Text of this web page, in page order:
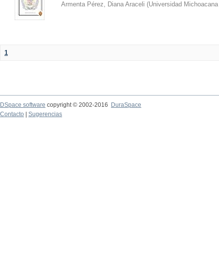
Armenta Pérez, Diana Araceli (Universidad
1
DSpace software copyright © 2002-2016
DuraSpace
Contacto
Sugerencias